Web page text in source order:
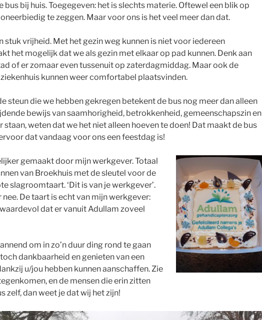
bus bij huis. Toegegeven: het is slechts materie. Oftewel een blik op
te zeggen. Maar voor ons is het veel meer dan dat.
stuk vrijheid. Met het gezin weg kunnen is niet voor iedereen
het mogelijk dat we als gezin met elkaar op pad kunnen. Denk aan
of er zomaar even tussenuit op zaterdagmiddag. Maar ook de
kunnen weer comfortabel plaatsvinden.
steun die we hebben gekregen betekent de bus nog meer dan alleen
bewijs van saamhorigheid, betrokkenheid, gemeenschapszin en
weten dat we het niet alleen hoeven te doen! Dat maakt de bus
dat vandaag voor ons een feestdag is!
gemaakt door mijn werkgever. Totaal
van Broekhuis met de sleutel voor de
slagroomtaart. ‘Dit is van je werkgever’.
De taart is echt van mijn werkgever:
dat er vanuit Adullam zoveel
om in zo’n duur ding rond te gaan
dankbaarheid en genieten van een
u/jou hebben kunnen aanschaffen. Zie
en de mensen die erin zitten
zelf, dan weet je dat wij het zijn!